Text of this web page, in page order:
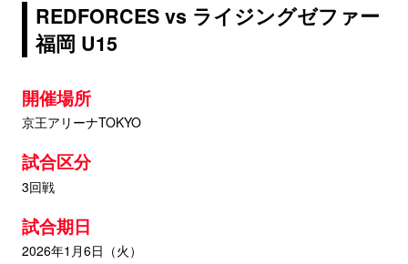
REDFORCES vs ライジングゼファー
福岡 U15
開催場所
京王アリーナTOKYO
試合区分
3回戦
試合期日
2026年1月6日（火）